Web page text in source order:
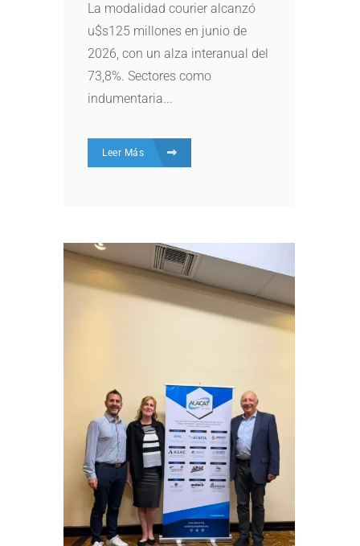
La modalidad courier alcanzó
u$s125 millones en junio de
2026, con un alza interanual del
73,8%. Sectores como
indumentaria...
Leer Más